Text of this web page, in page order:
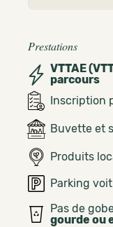
Prestations
VTTAE
parcours
Inscription
Buvette et
Produits
Parking
Pas de
gourde ou